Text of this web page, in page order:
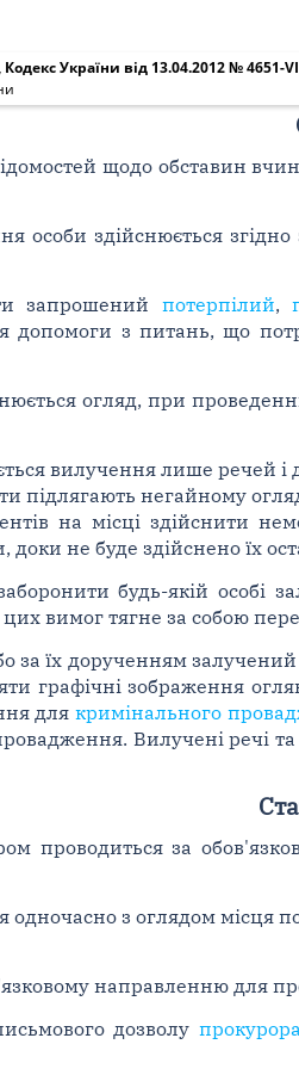
України від 13.04.2012 № 4651-VI